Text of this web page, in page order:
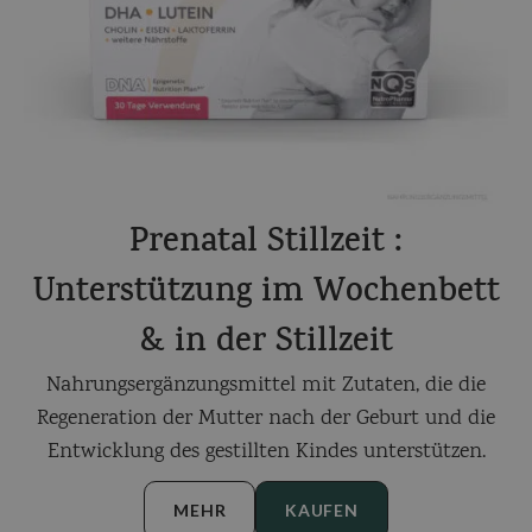
Prenatal Stillzeit :
Unterstützung im Wochenbett
& in der Stillzeit
Nahrungsergänzungsmittel mit Zutaten, die die
Regeneration der Mutter nach der Geburt und die
Entwicklung des gestillten Kindes unterstützen.
MEHR KAUFEN